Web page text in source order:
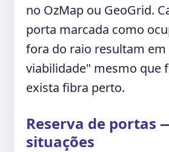
no OzMap ou GeoGrid.
porta marcada como
fora do raio resultam em
viabilidade" mesmo que
exista fibra perto.
Reserva de portas
situações